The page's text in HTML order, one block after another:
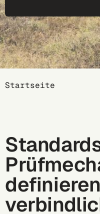
Breadcrumb
Startseite
definieren